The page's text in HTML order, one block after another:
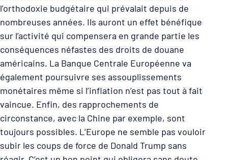
l’orthodoxie budgétaire qui prévalait depuis de
nombreuses années. Ils auront un effet bénéfique
sur l’activité qui compensera en grande partie les
conséquences néfastes des droits de douane
américains. La Banque Centrale Européenne va
également poursuivre ses assouplissements
monétaires même si l’inflation n’est pas tout à fait
vaincue. Enfin, des rapprochements de
circonstance, avec la Chine par exemple, sont
toujours possibles. L’Europe ne semble pas vouloir
subir les coups de force de Donald Trump sans